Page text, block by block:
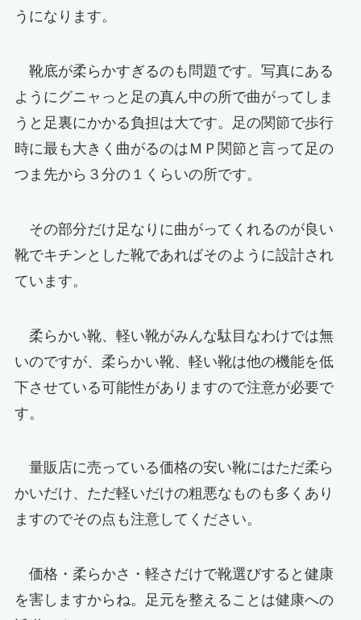
うになります。
靴底が柔らかすぎるのも問題です。写真にある
ようにグニャっと足の真ん中の所で曲がってしま
うと足裏にかかる負担は大です。足の関節で歩行
時に最も大きく曲がるのはＭＰ関節と言って足の
つま先から３分の１くらいの所です。
その部分だけ足なりに曲がってくれるのが良い
靴でキチンとした靴であればそのように設計され
ています。
柔らかい靴、軽い靴がみんな駄目なわけでは無
いのですが、柔らかい靴、軽い靴は他の機能を低
下させている可能性がありますので注意が必要で
す。
量販店に売っている価格の安い靴にはただ柔ら
かいだけ、ただ軽いだけの粗悪なものも多くあり
ますのでその点も注意してください。
価格・柔らかさ・軽さだけで靴選びすると健康
を害しますからね。足元を整えることは健康への